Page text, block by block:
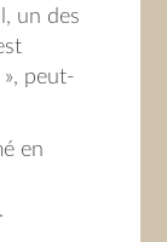
un des
peut-
en